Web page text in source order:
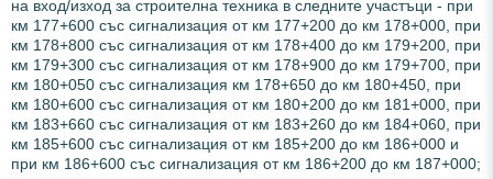
на вход/изход за строителна техника в следните участъци - при
км 177+600 със сигнализация от км 177+200 до км 178+000, при
км 178+800 със сигнализация от км 178+400 до км 179+200, при
км 179+300 със сигнализация от км 178+900 до км 179+700, при
км 180+050 със сигнализация км 178+650 до км 180+450, при
км 180+600 със сигнализация от км 180+200 до км 181+000, при
км 183+660 със сигнализация от км 183+260 до км 184+060, при
км 185+600 със сигнализация от км 185+200 до км 186+000 и
при км 186+600 със сигнализация от км 186+200 до км 187+000;